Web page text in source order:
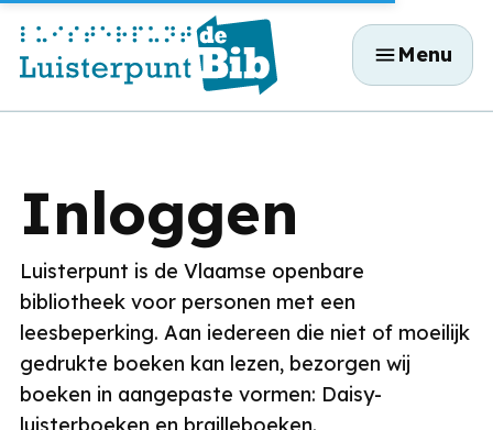
Overslaan
en
de
Menu
Inloggen
Luisterpunt is de Vlaamse openbare
bibliotheek voor personen met een
leesbeperking. Aan iedereen die niet of moeilijk
gedrukte boeken kan lezen, bezorgen wij
boeken in aangepaste vormen: Daisy-